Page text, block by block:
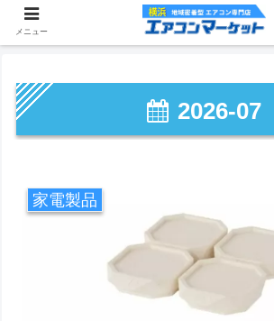
2026-07
家電製品
メニュー